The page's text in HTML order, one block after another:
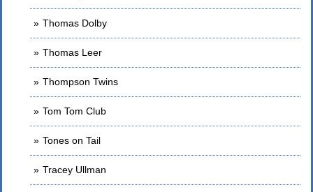
Thomas Dolby
Thomas Leer
Thompson Twins
Tom Tom Club
Tones on Tail
Tracey Ullman